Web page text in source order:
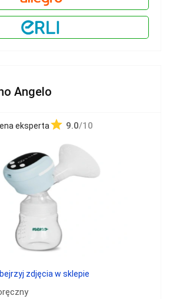
Angelo
eksperta 9.0/10
zdjęcia w sklepie